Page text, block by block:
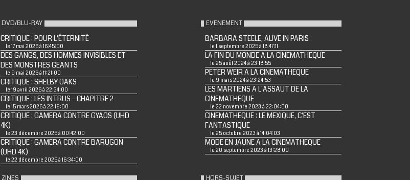
DVD/BLU-RAY
CRITIQUE : POUR L'ÉTERNITÉ
le 17 mai 2026 à 16:45:00
DES GANGS, DES HOMMES INVISIBLES ET
DES MONSTRES GEANTS
le 9 mai 2026 à 11:21:00
CRITIQUE : SHELBY OAKS
le 19 avril 2026 à 22:34:00
CRITIQUE : LES INTRUS - CHAPITRE 2
le 15 mars 2026 à 22:19:00
CRITIQUE : GAMERA CONTRE GYAOS (UHD
4K)
le 23 décembre 2025 à 00:42:00
CRITIQUE : GAMERA CONTRE BARUGON
(UHD 4K)
le 22 décembre 2025 à 16:34:00
EVENEMENT
BARBARA STEELE, ALIVE IN PARIS
le 1 septembre 2025 à 18:47:11
LA FIN DU MONDE A LA CINEMATHEQUE
le 25 août 2024 à 23:18:55
PETER WEIR A LA CINEMATHEQUE
le 9 mars 2024 à 23:24:53
LES MARTIENS A L'ASSAUT DE LA
CINEMATHEQUE
le 22 novembre 2023 à 22:04:00
CINEMATHEQUE : LE MEXIQUE, C'EST
FANTASTIQUE
le 25 octobre 2023 à 14:04:03
MODE EN JAUNE A LA CINEMATHEQUE
le 20 septembre 2023 à 13:28:09
ZINES HORS-SUJET